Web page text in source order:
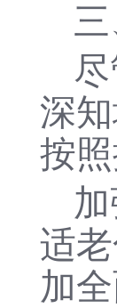
深
按
适
加